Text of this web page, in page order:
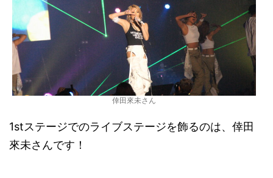
倖田來未さん
1stステージでのライブステージを飾るのは、倖田
來未さんです！